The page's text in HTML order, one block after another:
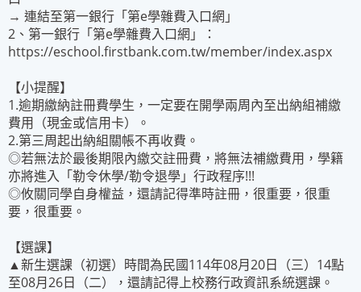
→ 連結至第一銀行「第e學雜費入口網」
2、第一銀行「第e學雜費入口網」：
https://eschool.firstbank.com.tw/member/index.aspx
【小提醒】
1.逾期繳納註冊費學生，一定要在開學兩周內至出納組補繳
費用（現金或信用卡）。
2.第三周起出納組關帳不再收費。
◎若無法於最後期限內繳交註冊費，將無法補繳費用，學籍
亦將進入「勒令休學/勒令退學」行政程序!!!
◎攸關同學自身權益，還請記得準時註冊，很重要，很重
要，很重要。
【選課】
▲新生選課（初選）時間為民國114年08月20日（三）14點
至08月26日（二），還請記得上校務行政資訊系統選課。